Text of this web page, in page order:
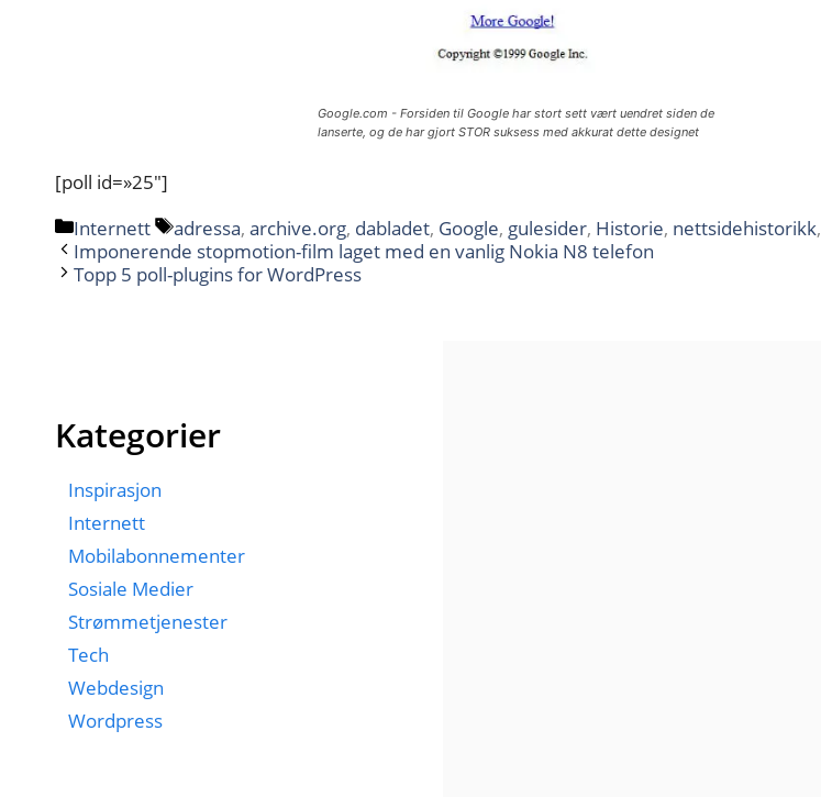
Google.com - Forsiden til Google har stort sett vært uendret siden de
lanserte, og de har gjort STOR suksess med akkurat dette designet
[poll id=»25″]
Kategorier
Internett Stikkord
adressa, archive.org, dabladet, Google, gulesider, Historie, nettsidehistorikk,
Imponerende stopmotion-film laget med en vanlig Nokia N8 telefon
Topp 5 poll-plugins for WordPress
Kategorier
Inspirasjon
Internett
Mobilabonnementer
Sosiale Medier
Strømmetjenester
Tech
Webdesign
Wordpress